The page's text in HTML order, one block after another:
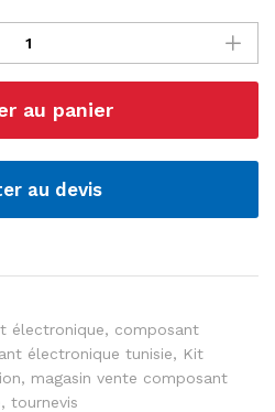
au panier
au devis
électronique, composant
électronique tunisie, Kit
, magasin vente composant
, tournevis